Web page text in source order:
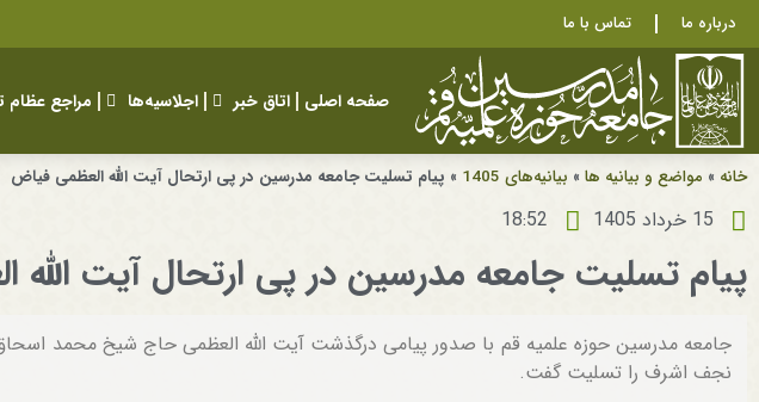
درباره ما تماس با ما
صفحه اصلی اتاق خبر اجلاسیه‌ها مراجع عظام
خانه » مواضع و بیانیه ها » بیانیه‌های 1405 » پیام تسلیت جامعه مدرسین در پی ارتحال آیت الله العظمی فیاض
15 خرداد 1405 18:52
پیام تسلیت جامعه مدرسین در پی ارتحال آیت
جامعه مدرسین حوزه علمیه قم با صدور پیامی درگذشت آیت الله العظمی حاج شیخ محمد
نجف اشرف را تسلیت گفت.